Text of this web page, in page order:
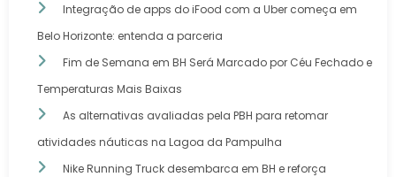
Integração de apps do iFood com a Uber começa em
Belo Horizonte: entenda a parceria
Fim de Semana em BH Será Marcado por Céu Fechado e
Temperaturas Mais Baixas
As alternativas avaliadas pela PBH para retomar
atividades náuticas na Lagoa da Pampulha
Nike Running Truck desembarca em BH e reforça